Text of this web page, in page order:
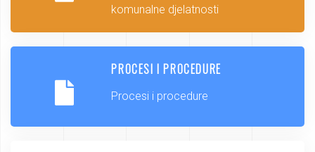
komunalne djelatnosti
PROCESI I PROCEDURE
Procesi i procedure